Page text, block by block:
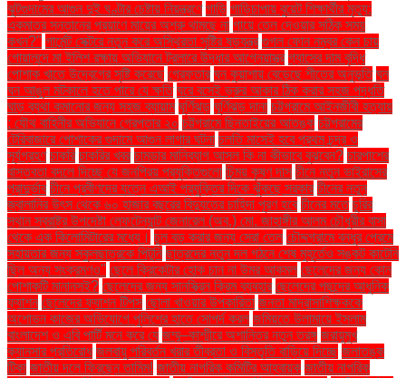
ঝুটগুদামের আগুন দুই ঘণ্টার চেষ্টায় নিয়ন্ত্রণে গাড়ি গাড়িচাপায় বুয়েট শিক্ষার্থীর মৃত্যু:
একমাত্র সন্তানের প্রয়াণে মায়ের অশ্রু থামছে না গায়ে তেল দেওয়ার সঠিক সময়
কখন?" গার্মেন্ট সেক্টরে নতুন করে অস্থিরতা সৃষ্টির ষড়যন্ত্র গুগল ফোন নম্বর কেন চায়
গোয়ালন্দে মা ইলিশ রক্ষায় অভিযানে ট্রলারে উদ্ধার আগ্নেয়াস্ত্র গ্যাসের দাম বৃদ্ধি
পোশাক খাতে উদ্বেগের সৃষ্টি করেছে গ্রেফতার ঘন কুয়াশায় বেড়েছে শীতের অনুভূতি ঘন
ঘন আঙুল মটকালে হতে পারে যে ক্ষতি ঘরে বসেই ভ্রুর আকার ঠিক করার সহজ পদ্ধতি
ঘাড় ব্যথা কমানোর জন্য সহজ ব্যায়াম ঘূর্ণিঝড় ঘূর্ণিঝড় দানা চট্টগ্রামে আইনজীবী হত্যায়
: যৌথ বাহিনীর অভিযানে গ্রেপ্তার ২০ চট্টগ্রামে ছিনতাইয়ের আতঙ্ক চট্টগ্রামের
টেরিবাজারে পোশাকের গুদামে আগুন লাগার ঘটনা চলতি মাসেই হবে প্রথম চন্দ্র ও
সূর্যগ্রহণ চাকরি চাকরির খবর চামড়ার মানিব্যাগ আসল কি না কীভাবে বুঝবেন? চারপাশের
বাস্তবতা বদলে দিচ্ছে যে জনপ্রিয় প্রযুক্তিগুলো চিন্ময় কৃষ্ণ দাস চীনে নতুন ভাইরাসের
প্রাদুর্ভাব চীনে প্রবীণদের যত্নে এআই প্রযুক্তির দিকে ঝুঁকছে সরকার চীনের নতুন
জ্বালানির উৎস থেকে ৬০ হাজার বছরের বিদ্যুতের চাহিদা পূরণ হবে চীনের মতে চুরির
স্থান স্বরাষ্ট্র উপদেষ্টা লেফটেন্যান্ট জেনারেল (অব.) মো. জাহাঙ্গীর আলম চৌধুরীর বাসা
থেকে এক কিলোমিটারের মধ্যে। চুল বড় করার জন্য সেরা তেল চৌদ্দগ্রামে বন্ধুর প্রেমে
সহায়তার জন্য স্কুলছাত্রকে পিটুনি ছাত্রদের নতুন দল গঠনে শেষ মুহূর্তেও সঙ্কট কাটেনি
ছিল অন্য সংক্রমণও" ছেলে ক্রিকেটার হোক চান না উমর আকমল ছেলেদের জন্য কোন
পোশাকটি মানানসই? ছেলেদের জন্য সানস্ক্রিন ক্রিম ব্যবহার ছেলেদের পছন্দের আধুনিক
ফ্যাশন ছেলেদের ফ্যাশন টিপস ছোলা খাওয়ার উপকারিতা জনতা মাদ্রাসাশিক্ষককে
অশোভন কাজের অভিযোগে পুলিশের হাতে সোপর্দ করল জমিয়তে উলামায়ে ইসলাম
বাংলাদেশ ও এবি পার্টি মনে করে যে জম্মু–কাশ্মীরে অশান্তির নতুন তরঙ্গ জরায়ুমুখ
ক্যানসার প্রতিরোধ জলবায়ু পরিবর্তন খরার তীব্রতা ও বিস্তৃতি বাড়িয়ে দিচ্ছে জলাতঙ্ক
টিকা জাতীয় দলে ফিরছেন তামিম! জাতীয় নাগরিক কমিটির আহ্বায়ক জাতীয় নাগরিক